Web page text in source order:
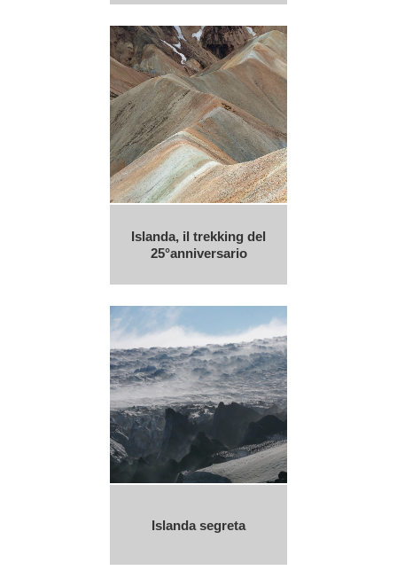
Islanda, il trekking del
25°anniversario
Islanda segreta